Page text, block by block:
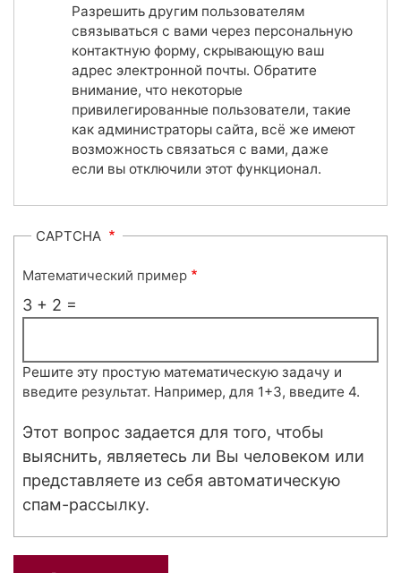
Разрешить другим пользователям
связываться с вами через персональную
контактную форму, скрывающую ваш
адрес электронной почты. Обратите
внимание, что некоторые
привилегированные пользователи, такие
как администраторы сайта, всё же имеют
возможность связаться с вами, даже
если вы отключили этот функционал.
CAPTCHA
Математический пример
3 + 2 =
Решите эту простую математическую задачу и
введите результат. Например, для 1+3, введите 4.
Этот вопрос задается для того, чтобы
выяснить, являетесь ли Вы человеком или
представляете из себя автоматическую
спам-рассылку.